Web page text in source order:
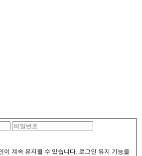
이 계속 유지될 수 있습니다. 로그인 유지 기능을